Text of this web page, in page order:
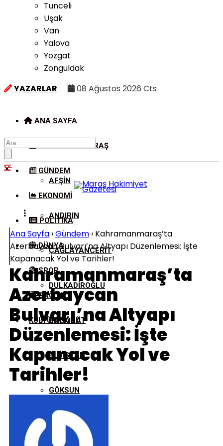
Tunceli
Uşak
Van
Yalova
Yozgat
Zonguldak
YAZARLAR
08 Ağustos 2026 Cts
ANA SAYFA
KAHRAMANMARAŞ
AFŞIN
ANDIRIN
ÇAĞLAYANCERIT
DULKADIROĞLU
EKINÖZÜ
ELBISTAN
GÖKSUN
NURHAK
GÜNDEM
EKONOMI
POLITIKA
DÜNYA
SPOR
SAĞLIK
KÜLTÜR/SANAT
Ana Sayfa ›Gündem › Kahramanmaraş’ta
Azerbaycan Bulvarı’na Altyapı Düzenlemesi: İşte
Kapanacak Yol ve Tarihler!
Kahramanmaraş’ta
Azerbaycan
Bulvarı’na Altyapı
Düzenlemesi: İşte
Kapanacak Yol ve
Tarihler!